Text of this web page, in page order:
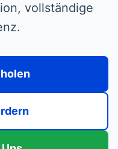
vollständige